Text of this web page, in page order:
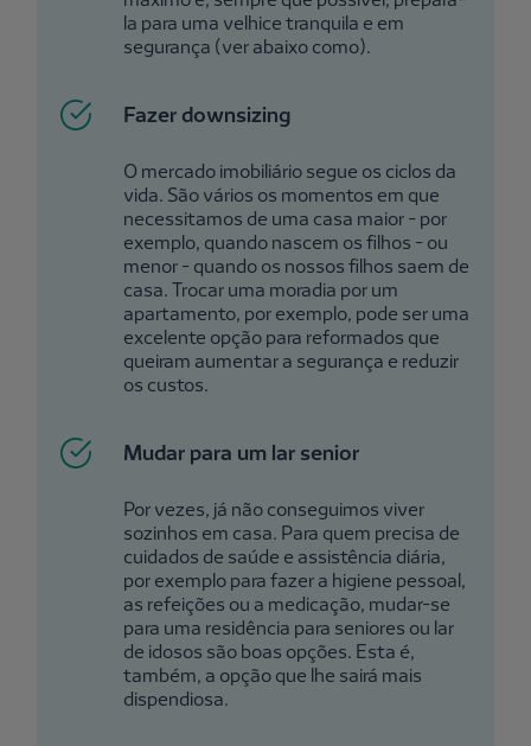
la para uma velhice tranquila e em
segurança (ver abaixo como).
Fazer downsizing
O mercado imobiliário segue os ciclos da
vida. São vários os momentos em que
necessitamos de uma casa maior - por
exemplo, quando nascem os filhos - ou
menor - quando os nossos filhos saem de
casa. Trocar uma moradia por um
apartamento, por exemplo, pode ser uma
excelente opção para reformados que
queiram aumentar a segurança e reduzir
os custos.
Mudar para um lar senior
Por vezes, já não conseguimos viver
sozinhos em casa. Para quem precisa de
cuidados de saúde e assistência diária,
por exemplo para fazer a higiene pessoal,
as refeições ou a medicação, mudar-se
para uma residência para seniores ou lar
de idosos são boas opções. Esta é,
também, a opção que lhe sairá mais
dispendiosa.